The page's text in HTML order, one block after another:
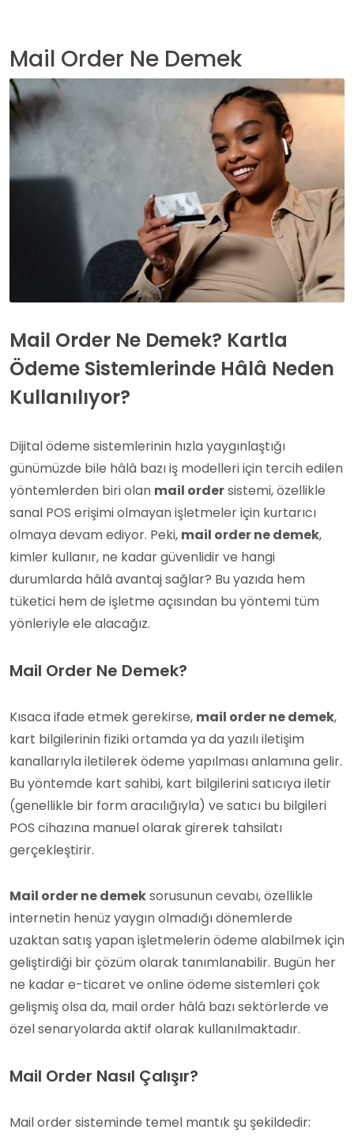
Mail Order Ne Demek
Mail Order Ne Demek? Kartla
Ödeme Sistemlerinde Hâlâ Neden
Kullanılıyor?
Dijital ödeme sistemlerinin hızla yaygınlaştığı
günümüzde bile hâlâ bazı iş modelleri için tercih edilen
yöntemlerden biri olan mail ordersistemi, özellikle
sanal POS erişimi olmayan işletmeler için kurtarıcı
olmaya devam ediyor. Peki, mail order ne demek,
kimler kullanır, ne kadar güvenlidir ve hangi
durumlarda hâlâ avantaj sağlar? Bu yazıda hem
tüketici hem de işletme açısından bu yöntemi tüm
yönleriyle ele alacağız.
Mail Order Ne Demek?
Kısaca ifade etmek gerekirse, mail order ne demek,
kart bilgilerinin fiziki ortamda ya da yazılı iletişim
kanallarıyla iletilerek ödeme yapılması anlamına gelir.
Bu yöntemde kart sahibi, kart bilgilerini satıcıya iletir
(genellikle bir form aracılığıyla) ve satıcı bu bilgileri
POS cihazına manuel olarak girerek tahsilatı
gerçekleştirir.
Mail order ne demeksorusunun cevabı, özellikle
internetin henüz yaygın olmadığı dönemlerde
uzaktan satış yapan işletmelerin ödeme alabilmek için
geliştirdiği bir çözüm olarak tanımlanabilir. Bugün her
ne kadar e-ticaret ve online ödeme sistemleri çok
gelişmiş olsa da, mail order hâlâ bazı sektörlerde ve
özel senaryolarda aktif olarak kullanılmaktadır.
Mail Order Nasıl Çalışır?
Mail order sisteminde temel mantık şu şekildedir: